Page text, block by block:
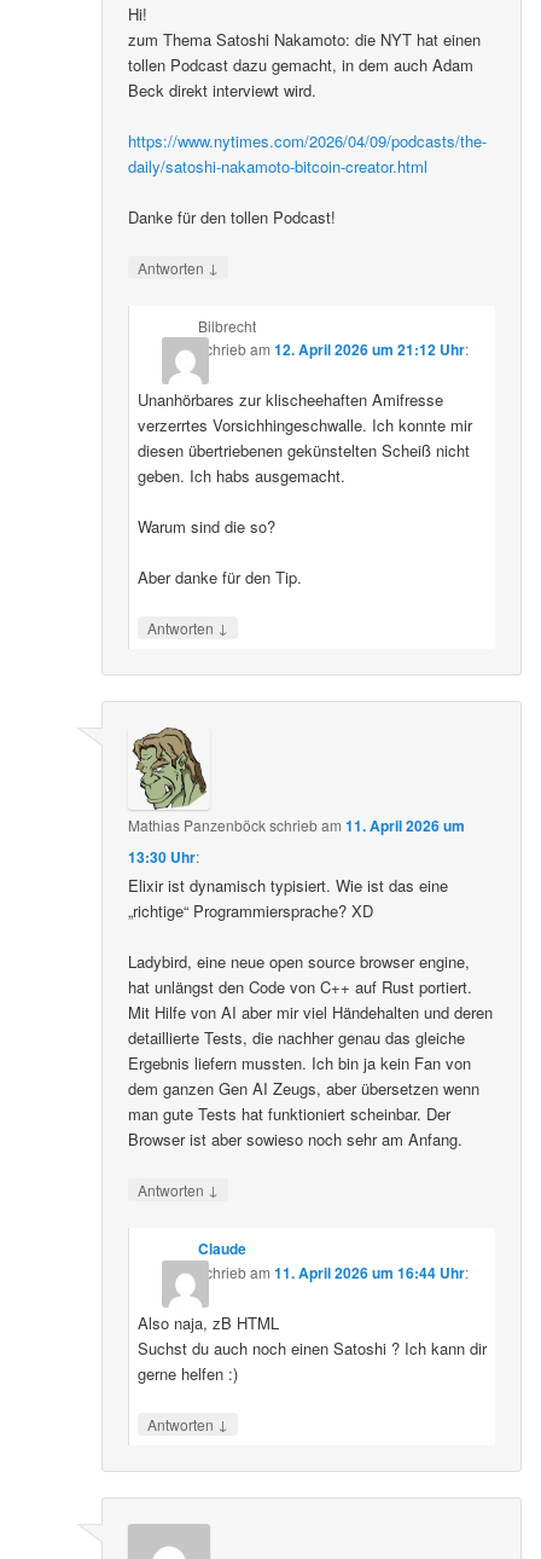
Hi!
zum Thema Satoshi Nakamoto: die NYT hat einen
tollen Podcast dazu gemacht, in dem auch Adam
Beck direkt interviewt wird.
https://www.nytimes.com/2026/04/09/podcasts/the-
daily/satoshi-nakamoto-bitcoin-creator.html
Danke für den tollen Podcast!
Antworten ↓
Bilbrecht
schriebam 12. April 2026 um 21:12 Uhr:
Unanhörbares zur klischeehaften Amifresse
verzerrtes Vorsichhingeschwalle. Ich konnte mir
diesen übertriebenen gekünstelten Scheiß nicht
geben. Ich habs ausgemacht.
Warum sind die so?
Aber danke für den Tip.
Antworten ↓
Mathias Panzenböckschriebam11. April 2026 um
13:30 Uhr:
Elixir ist dynamisch typisiert. Wie ist das eine
„richtige“ Programmiersprache? XD
Ladybird, eine neue open source browser engine,
hat unlängst den Code von C++ auf Rust portiert.
Mit Hilfe von AI aber mir viel Händehalten und deren
detaillierte Tests, die nachher genau das gleiche
Ergebnis liefern mussten. Ich bin ja kein Fan von
dem ganzen Gen AI Zeugs, aber übersetzen wenn
man gute Tests hat funktioniert scheinbar. Der
Browser ist aber sowieso noch sehr am Anfang.
Antworten ↓
Claude
schriebam 11. April 2026 um 16:44 Uhr:
Also naja, zB HTML
Suchst du auch noch einen Satoshi ? Ich kann dir
gerne helfen :)
Antworten ↓